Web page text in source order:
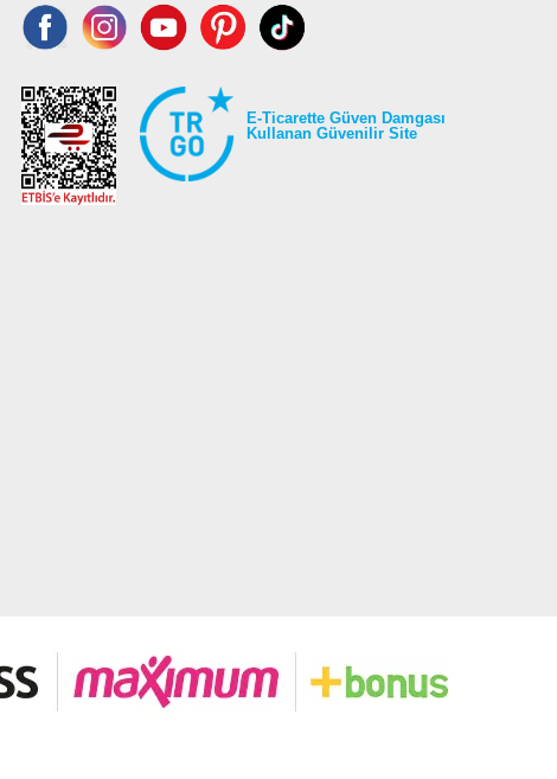
E-Ticarette Güven Damgası
Kullanan Güvenilir Site